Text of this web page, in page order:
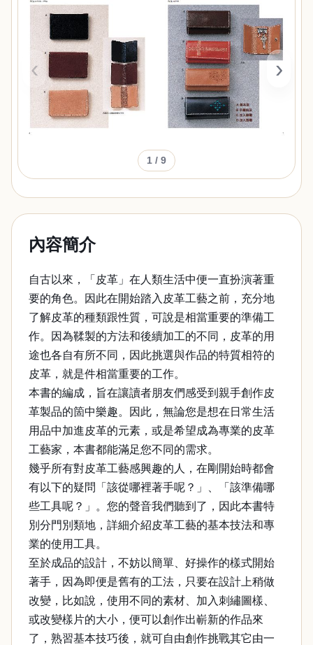
‹ ›
1 / 9
內容簡介
自古以來，「皮革」在人類生活中便一直扮演著重
要的角色。因此在開始踏入皮革工藝之前，充分地
了解皮革的種類跟性質，可說是相當重要的準備工
作。因為鞣製的方法和後續加工的不同，皮革的用
途也各自有所不同，因此挑選與作品的特質相符的
皮革，就是件相當重要的工作。
本書的編成，旨在讓讀者朋友們感受到親手創作皮
革製品的箇中樂趣。因此，無論您是想在日常生活
用品中加進皮革的元素，或是希望成為專業的皮革
工藝家，本書都能滿足您不同的需求。
幾乎所有對皮革工藝感興趣的人，在剛開始時都會
有以下的疑問「該從哪裡著手呢？」、「該準備哪
些工具呢？」。您的聲音我們聽到了，因此本書特
別分門別類地，詳細介紹皮革工藝的基本技法和專
業的使用工具。
至於成品的設計，不妨以簡單、好操作的樣式開始
著手，因為即便是舊有的工法，只要在設計上稍做
改變，比如說，使用不同的素材、加入刺繡圖樣、
或改變樣片的大小，便可以創作出嶄新的作品來
了，熟習基本技巧後，就可自由創作挑戰其它由一